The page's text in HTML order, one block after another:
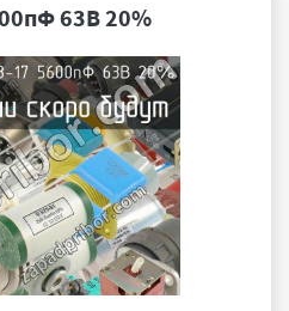
63В 20%